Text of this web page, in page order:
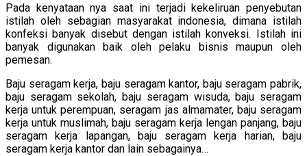
Pada kenyataan nya saat ini terjadi kekeliruan penyebutan
istilah oleh sebagian masyarakat indonesia, dimana istilah
konfeksi banyak disebut dengan istilah konveksi. Istilah ini
banyak digunakan baik oleh pelaku bisnis maupun oleh
pemesan.
Baju seragam kerja, baju seragam kantor, baju seragam pabrik,
baju seragam sekolah, baju seragam wisuda, baju seragam
kerja untuk perempuan, seragam jas almamater, baju seragam
kerja untuk muslimah, baju seragam kerja lengan panjang, baju
seragam kerja lapangan, baju seragam kerja harian, baju
seragam kerja kantor dan lain sebagainya…